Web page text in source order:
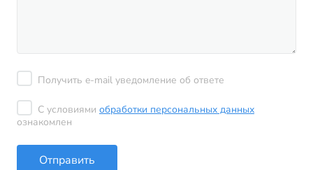
Получить e-mail уведомление об ответе
С условиями обработки персональных данных
ознакомлен
Отправить